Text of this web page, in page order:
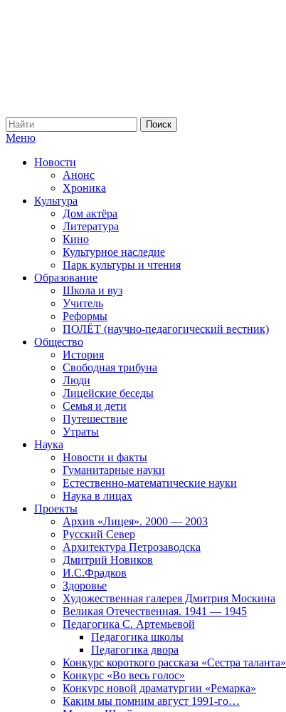
Меню
Новости
Анонс
Хроника
Культура
Дом актёра
Литература
Кино
Культурное наследие
Парк культуры и чтения
Образование
Школа и вуз
Учитель
Реформы
ПОЛЁТ (научно-педагогический вестник)
Общество
История
Свободная трибуна
Люди
Лицейские беседы
Семья и дети
Путешествие
Утраты
Наука
Новости и факты
Гуманитарные науки
Естественно-математические науки
Наука в лицах
Проекты
Архив «Лицея». 2000 — 2003
Русский Север
Архитектура Петрозаводска
Дмитрий Новиков
И.С.Фрадков
Здоровье
Художественная галерея Дмитрия Москина
Великая Отечественная. 1941 — 1945
Педагогика С. Артемьевой
Педагогика школы
Педагогика двора
Конкурс короткого рассказа «Сестра таланта»
Конкурс «Во весь голос»
Конкурс новой драматургии «Ремарка»
Каким мы помним август 1991-го…